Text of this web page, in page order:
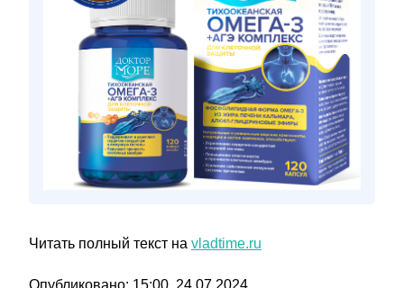
Читать полный текст на vladtime.ru